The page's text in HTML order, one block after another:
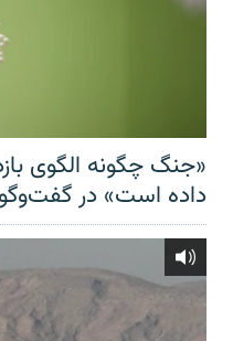
«جنگ چگونه الگوی
داده است» در گفت‌وگو